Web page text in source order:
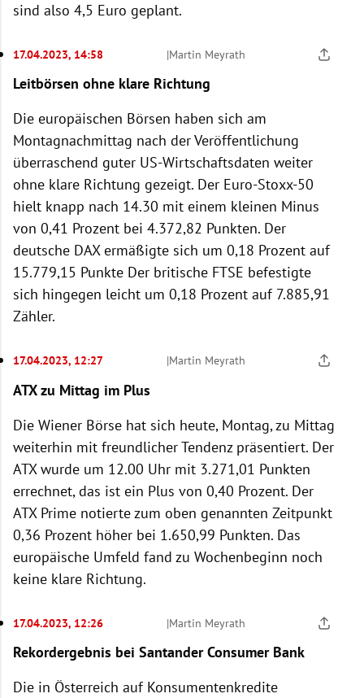
sind also 4,5 Euro geplant.
17.04.2023, 14:58 |Martin Meyrath
Leitbörsen ohne klare Richtung
Die europäischen Börsen haben sich am
Montagnachmittag nach der Veröffentlichung
überraschend guter US-Wirtschaftsdaten weiter
ohne klare Richtung gezeigt. Der Euro-Stoxx-50
hielt knapp nach 14.30 mit einem kleinen Minus
von 0,41 Prozent bei 4.372,82 Punkten. Der
deutsche DAX ermäßigte sich um 0,18 Prozent auf
15.779,15 Punkte Der britische FTSE befestigte
sich hingegen leicht um 0,18 Prozent auf 7.885,91
Zähler.
17.04.2023, 12:27 |Martin Meyrath
ATX zu Mittag im Plus
Die Wiener Börse hat sich heute, Montag, zu Mittag
weiterhin mit freundlicher Tendenz präsentiert. Der
ATX wurde um 12.00 Uhr mit 3.271,01 Punkten
errechnet, das ist ein Plus von 0,40 Prozent. Der
ATX Prime notierte zum oben genannten Zeitpunkt
0,36 Prozent höher bei 1.650,99 Punkten. Das
europäische Umfeld fand zu Wochenbeginn noch
keine klare Richtung.
17.04.2023, 12:26 |Martin Meyrath
Rekordergebnis bei Santander Consumer Bank
Die in Österreich auf Konsumentenkredite